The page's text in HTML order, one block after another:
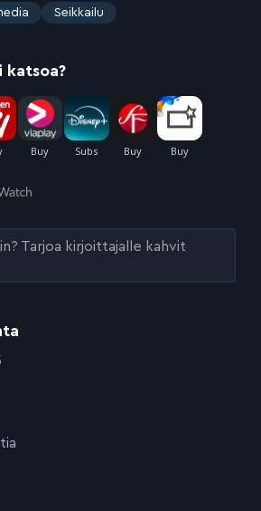
Seikkailu
katsoa?
Tarjoa kirjoittajalle kahvit